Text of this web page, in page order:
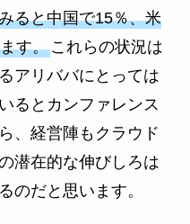
ると中国で15％、米
す。これらの状況は
アリババにとっては
るとカンファレンス
、経営陣もクラウド
潜在的な伸びしろは
のだと思います。